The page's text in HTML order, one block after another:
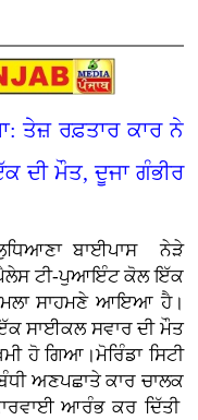
ਤੇਜ਼ ਰਫ਼ਤਾਰ ਕਾਰ ਨੇ
ਦੀ ਮੌਤ, ਦੂਜਾ ਗੰਭੀਰ
ਬਾਈਪਾਸ ਨੇੜੇ
ਟੀ-ਪੁਆਇੰਟ ਕੋਲ ਇੱਕ
ਸਾਹਮਣੇ ਆਇਆ ਹੈ।
ਸਾਈਕਲ ਸਵਾਰ ਦੀ ਮੌਤ
ਹੋ ਗਿਆ।ਮੋਰਿੰਡਾ ਸਿਟੀ
ਅਣਪਛਾਤੇ ਕਾਰ ਚਾਲਕ
ਆਰੰਭ ਕਰ ਦਿੱਤੀ